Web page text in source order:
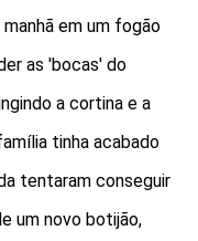
em um fogão
as 'bocas' do
a cortina e a
tinha acabado
tentaram conseguir
um novo botijão,